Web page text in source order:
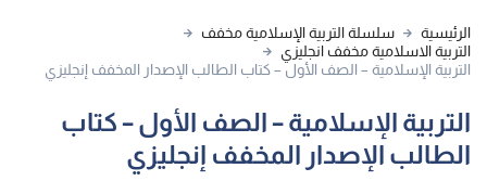
الرئيسية
سلسلة التربية الإسلامية مخفف
التربية الاسلامية مخفف انجليزي
التربية الإسلامية – الصف الأول – كتاب الطالب الإصدار المخفف إنجليزي
التربية الإسلامية – الصف الأول – كتاب
الطالب الإصدار المخفف إنجليزي